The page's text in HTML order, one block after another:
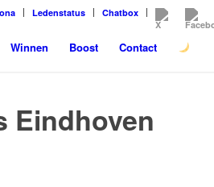
Ledenstatus Chatbox
Winnen Boost Contact
Eindhoven